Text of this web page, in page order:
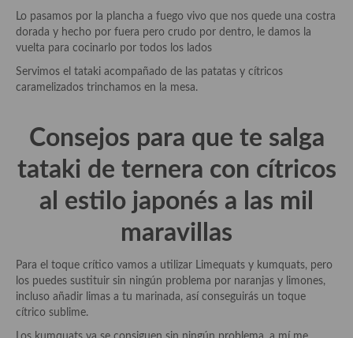
Cocina fusión
Cocinas de España
Cocina Andaluza
Cocina Asturiana
Cocina Castilla – La Mancha
Cocina Catalana
Lo pasamos por la plancha a fuego vivo que nos quede una costra
dorada y hecho por fuera pero crudo por dentro, le damos la
vuelta para cocinarlo por todos los lados
Servimos el tataki acompañado de las patatas y cítricos
caramelizados trinchamos en la mesa.
Consejos para que te salga
tataki de ternera con cítricos
al estilo japonés a las mil
maravillas
Para el toque crítico vamos a utilizar Limequats y kumquats, pero
los puedes sustituir sin ningún problema por naranjas y limones,
incluso añadir limas a tu marinada, así conseguirás un toque
cítrico sublime.